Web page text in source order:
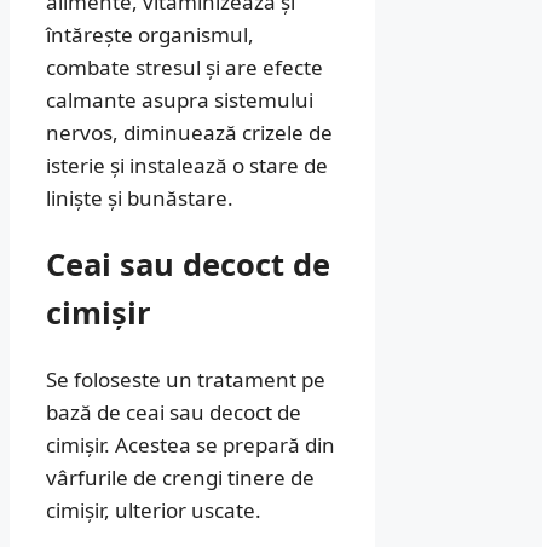
întărește organismul,
combate stresul și are efecte
calmante asupra sistemului
nervos, diminuează crizele de
isterie și instalează o stare de
liniște și bunăstare.
Ceai sau decoct de
cimișir
Se foloseste un tratament pe
bază de ceai sau decoct de
cimișir. Acestea se prepară din
vârfurile de crengi tinere de
cimișir, ulterior uscate.